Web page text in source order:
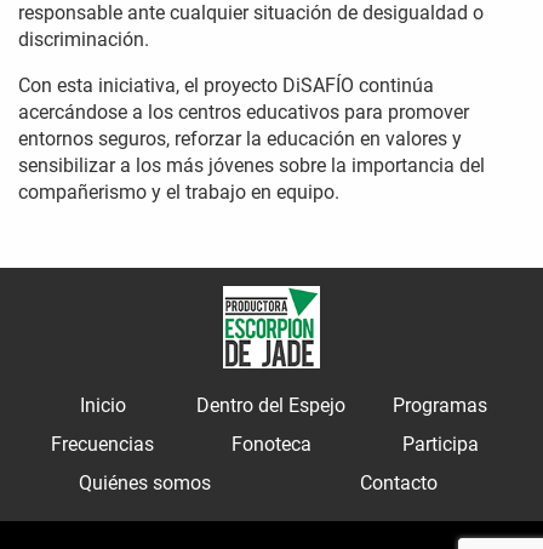
responsable ante cualquier situación de desigualdad o
discriminación.
Con esta iniciativa, el proyecto DiSAFÍO continúa
acercándose a los centros educativos para promover
entornos seguros, reforzar la educación en valores y
sensibilizar a los más jóvenes sobre la importancia del
compañerismo y el trabajo en equipo.
Inicio Dentro del Espejo
Programas
Frecuencias
Fonoteca
Participa
Quiénes somos
Contacto